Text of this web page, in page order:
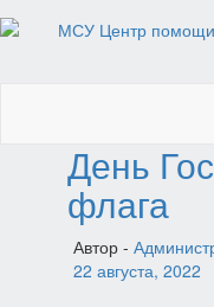
День
флага
Автор -
22 августа, 2022